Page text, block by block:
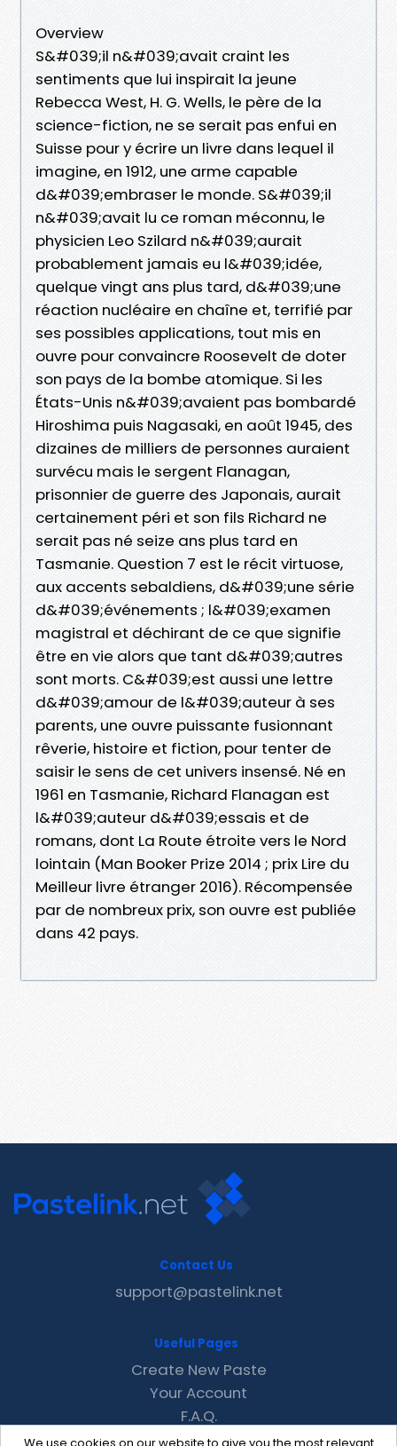
Overview
S&#039;il n&#039;avait craint les
sentiments que lui inspirait la jeune
Rebecca West, H. G. Wells, le père de la
science-fiction, ne se serait pas enfui en
Suisse pour y écrire un livre dans lequel il
imagine, en 1912, une arme capable
d&#039;embraser le monde. S&#039;il
n&#039;avait lu ce roman méconnu, le
physicien Leo Szilard n&#039;aurait
probablement jamais eu l&#039;idée,
quelque vingt ans plus tard, d&#039;une
réaction nucléaire en chaîne et, terrifié par
ses possibles applications, tout mis en
ouvre pour convaincre Roosevelt de doter
son pays de la bombe atomique. Si les
États-Unis n&#039;avaient pas bombardé
Hiroshima puis Nagasaki, en août 1945, des
dizaines de milliers de personnes auraient
survécu mais le sergent Flanagan,
prisonnier de guerre des Japonais, aurait
certainement péri et son fils Richard ne
serait pas né seize ans plus tard en
Tasmanie. Question 7 est le récit virtuose,
aux accents sebaldiens, d&#039;une série
d&#039;événements ; l&#039;examen
magistral et déchirant de ce que signifie
être en vie alors que tant d&#039;autres
sont morts. C&#039;est aussi une lettre
d&#039;amour de l&#039;auteur à ses
parents, une ouvre puissante fusionnant
rêverie, histoire et fiction, pour tenter de
saisir le sens de cet univers insensé. Né en
1961 en Tasmanie, Richard Flanagan est
l&#039;auteur d&#039;essais et de
romans, dont La Route étroite vers le Nord
lointain (Man Booker Prize 2014 ; prix Lire du
Meilleur livre étranger 2016). Récompensée
par de nombreux prix, son ouvre est publiée
dans 42 pays.
Contact Us
support@pastelink.net
Useful Pages
Create New Paste
Your Account
F.A.Q.
Recent